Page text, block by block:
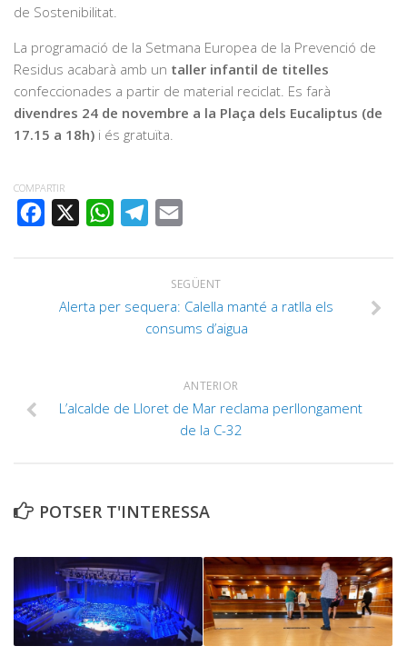
de Sostenibilitat.
La programació de la Setmana Europea de la Prevenció de
Residus acabarà amb un taller infantil de titelles
confeccionades a partir de material reciclat. Es farà
divendres 24 de novembre a la Plaça dels Eucaliptus (de
17.15 a 18h) i és gratuïta.
COMPARTIR
FACEBOOK
WHATSAPPTELEGRAM
SEGÜENT
Alerta per sequera: Calella manté a ratlla els
consums d’aigua
ANTERIOR
L’alcalde de Lloret de Mar reclama perllongament
de la C-32
POTSER T'INTERESSA